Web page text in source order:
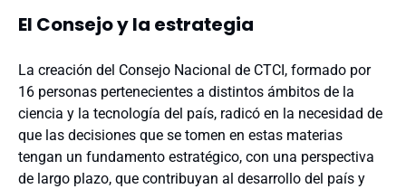
El Consejo y la estrategia
La creación del Consejo Nacional de CTCI, formado por
16 personas pertenecientes a distintos ámbitos de la
ciencia y la tecnología del país, radicó en la necesidad de
que las decisiones que se tomen en estas materias
tengan un fundamento estratégico, con una perspectiva
de largo plazo, que contribuyan al desarrollo del país y